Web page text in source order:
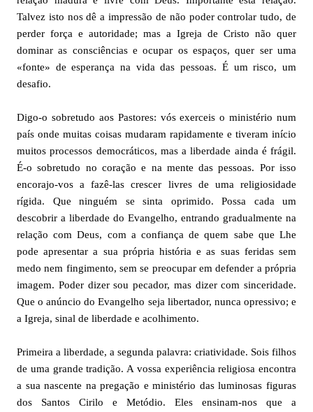
Talvez isto nos dê a impressão de não poder controlar tudo, de
perder força e autoridade; mas a Igreja de Cristo não quer
dominar as consciências e ocupar os espaços, quer ser uma
«fonte» de esperança na vida das pessoas. É um risco, um
desafio.
Digo-o sobretudo aos Pastores: vós exerceis o ministério num
país onde muitas coisas mudaram rapidamente e tiveram início
muitos processos democráticos, mas a liberdade ainda é frágil.
É-o sobretudo no coração e na mente das pessoas. Por isso
encorajo-vos a fazê-las crescer livres de uma religiosidade
rígida. Que ninguém se sinta oprimido. Possa cada um
descobrir a liberdade do Evangelho, entrando gradualmente na
relação com Deus, com a confiança de quem sabe que Lhe
pode apresentar a sua própria história e as suas feridas sem
medo nem fingimento, sem se preocupar em defender a própria
imagem. Poder dizer sou pecador, mas dizer com sinceridade.
Que o anúncio do Evangelho seja libertador, nunca opressivo; e
a Igreja, sinal de liberdade e acolhimento.
Primeira a liberdade, a segunda palavra: criatividade. Sois filhos
de uma grande tradição. A vossa experiência religiosa encontra
a sua nascente na pregação e ministério das luminosas figuras
dos Santos Cirilo e Metódio. Eles ensinam-nos que a